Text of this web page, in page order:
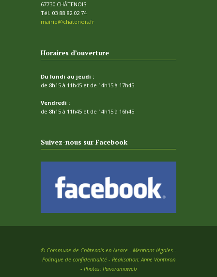
67730 CHÂTENOIS
Tél. 03 88 82 02 74
mairie@chatenois.fr
Horaires d’ouverture
Du lundi au jeudi :
de 8h15 à 11h45 et de 14h15 à 17h45
Vendredi :
de 8h15 à 11h45 et de 14h15 à 16h45
Suivez-nous sur Facebook
© Commune de Châtenois en Alsace - Mentions légales -
Politique de confidentialité - Réalisation: Anne Vonthron
- Photos: Panoramaweb